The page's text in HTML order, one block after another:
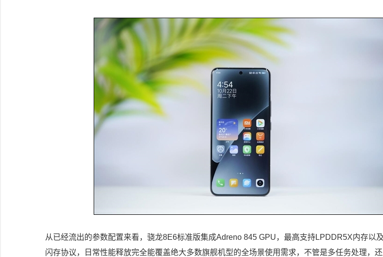
从已经流出的参数配置来看，骁龙8E6标准版集成Adreno 845 GPU，最高支持LPDDR5X内存以
闪存协议，日常性能释放完全能覆盖绝大多数旗舰机型的全场景使用需求，不管是多任务处理，